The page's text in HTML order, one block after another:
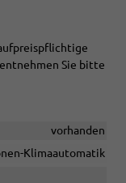
Sie bitte
vorhanden
Klimaautomatik